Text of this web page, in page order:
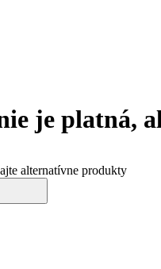
je platná,
alternatívne produkty